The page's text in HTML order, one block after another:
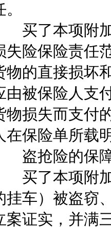
买了本项附加
失险保险责任
物的直接损坏
由被保险人支
物损失而支付
在保险单所载
盗抢险的保
买了本项附加
挂车）被盗窃
案证实，并满